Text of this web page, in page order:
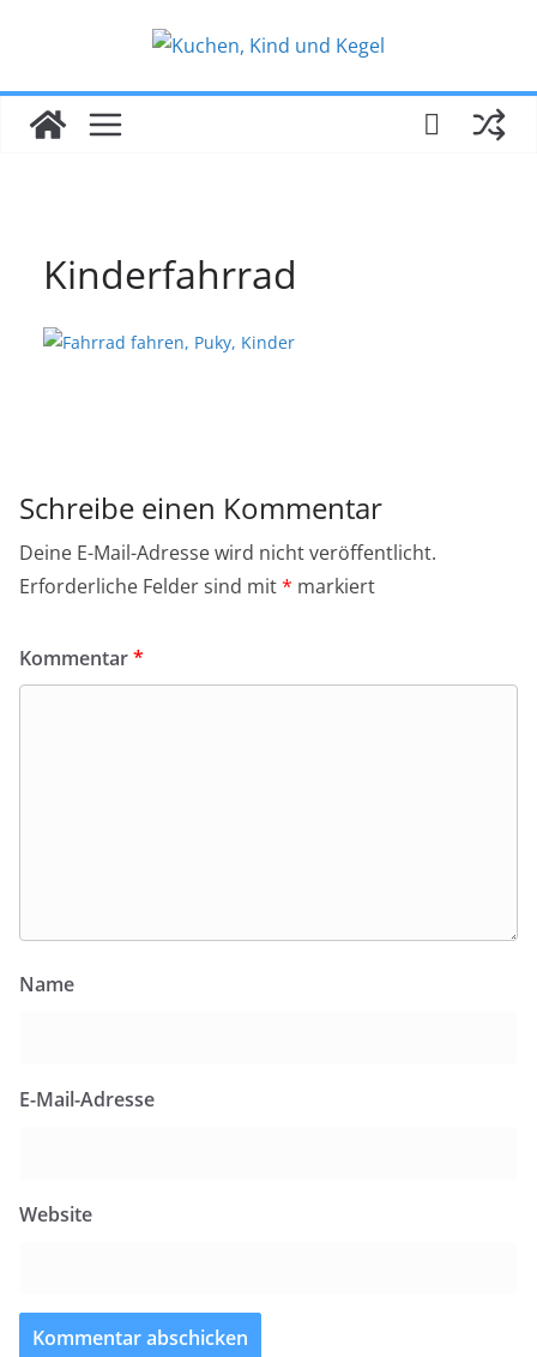
Kinderfahrrad
Schreibe einen Kommentar
Deine E-Mail-Adresse wird nicht veröffentlicht.
Erforderliche Felder sind mit* markiert
Kommentar*
Name
E-Mail-Adresse
Website